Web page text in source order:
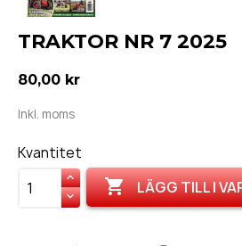
TRAKTOR NR 7 2025
80,00 kr
Inkl. moms
Kvantitet
 LÄGG TILL I